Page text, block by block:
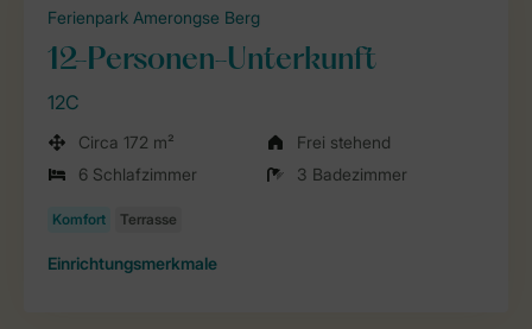
Ferienpark Amerongse Berg
12-Personen-Unterkunft
12C
Circa 172 m²
Frei stehend
6 Schlafzimmer
3 Badezimmer
Einrichtungsmerkmale